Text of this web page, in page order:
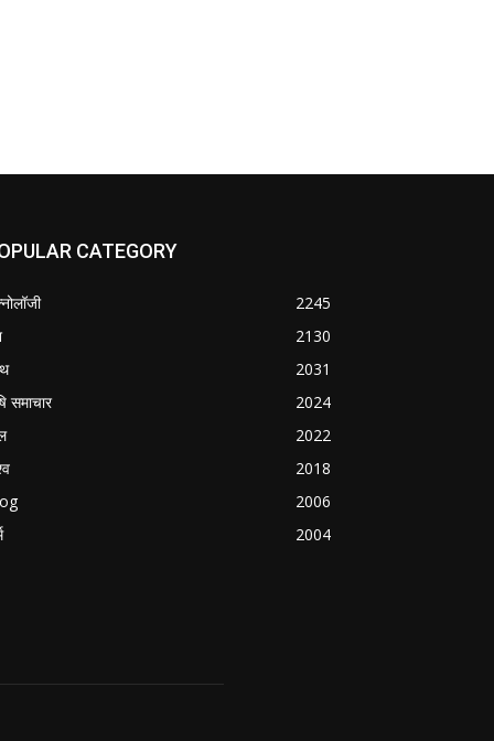
CATEGORY
2245
2130
2031
समाचार
2024
2022
2018
2006
2004